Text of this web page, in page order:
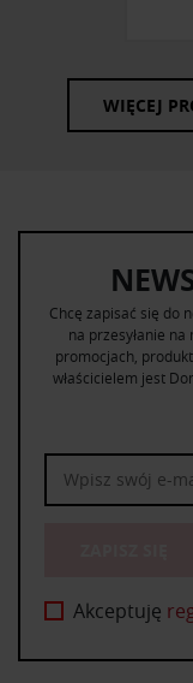
WIĘCEJ
Chcę zapisać się do
na przesyłanie
promocjach,
właścicielem jest
Akceptuję